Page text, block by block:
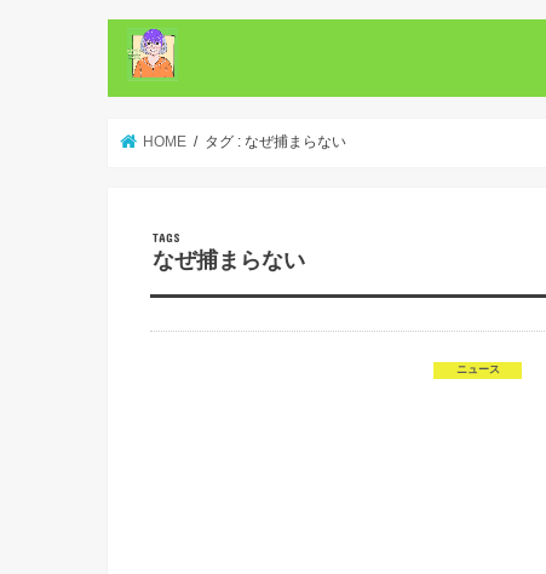
HOME タグ : なぜ捕まらない
なぜ捕まらない
ニュース